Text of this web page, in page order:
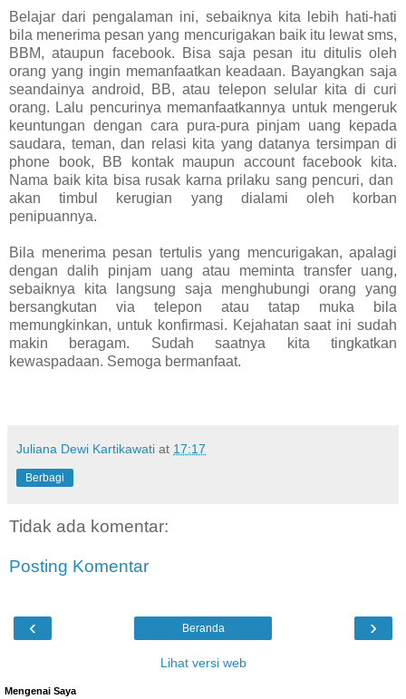
Belajar dari pengalaman ini, sebaiknya kita lebih hati-hati
bila menerima pesan yang mencurigakan baik itu lewat sms,
BBM, ataupun facebook. Bisa saja pesan itu ditulis oleh
orang yang ingin memanfaatkan keadaan. Bayangkan saja
seandainya android, BB, atau telepon selular kita di curi
orang. Lalu pencurinya memanfaatkannya untuk mengeruk
keuntungan dengan cara pura-pura pinjam uang kepada
saudara, teman, dan relasi kita yang datanya tersimpan di
phone book, BB kontak maupun account facebook kita.
Nama baik kita bisa rusak karna prilaku sang pencuri, dan
akan timbul kerugian yang dialami oleh korban
penipuannya.
Bila menerima pesan tertulis yang mencurigakan, apalagi
dengan dalih pinjam uang atau meminta transfer uang,
sebaiknya kita langsung saja menghubungi orang yang
bersangkutan via telepon atau tatap muka bila
memungkinkan, untuk konfirmasi. Kejahatan saat ini sudah
makin beragam. Sudah saatnya kita tingkatkan
kewaspadaan. Semoga bermanfaat.
Juliana Dewi Kartikawati at 17:17
Berbagi
Tidak ada komentar:
Posting Komentar
‹ ›
Beranda
Lihat versi web
Mengenai Saya